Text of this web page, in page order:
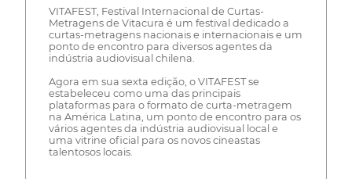
VITAFEST, Festival Internacional de Curtas-
Metragens de Vitacura é um festival dedicado a
curtas-metragens nacionais e internacionais e um
ponto de encontro para diversos agentes da
indústria audiovisual chilena.
Agora em sua sexta edição, o VITAFEST se
estabeleceu como uma das principais
plataformas para o formato de curta-metragem
na América Latina, um ponto de encontro para os
vários agentes da indústria audiovisual local e
uma vitrine oficial para os novos cineastas
talentosos locais.